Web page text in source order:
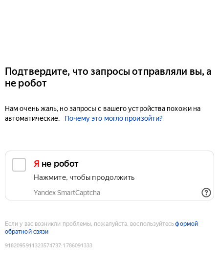
Подтвердите, что запросы отправляли вы, а
не робот
Нам очень жаль, но запросы с вашего устройства похожи на
автоматические.
Почему это могло произойти?
Я не робот
Нажмите, чтобы продолжить
Yandex SmartCaptcha
Если у вас возникли проблемы, пожалуйста, воспользуйтесьформой
обратной связи
9182095911323574737:1786091333